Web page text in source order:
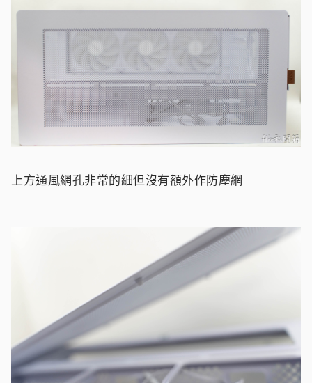
上方通風網孔非常的細但沒有額外作防塵網